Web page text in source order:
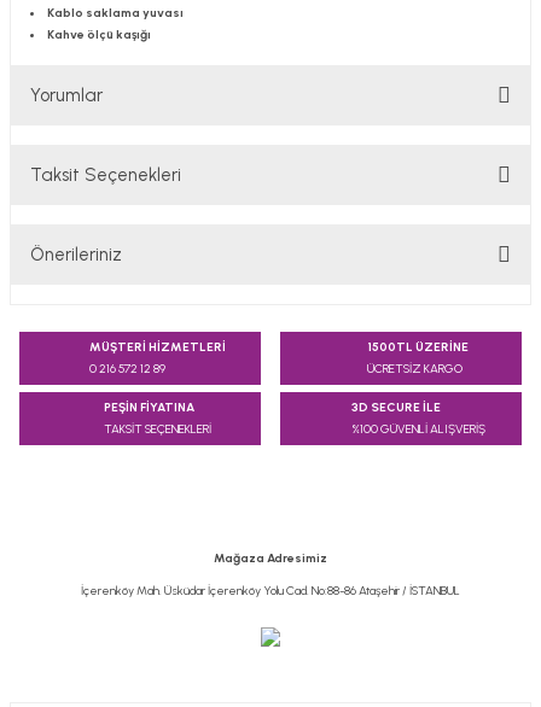
Kablo saklama yuvası
Kahve ölçü kaşığı
Yorumlar
Taksit Seçenekleri
Önerileriniz
konularda yetersiz gördüğünüz noktaları öneri formunu
kullanarak tarafımıza iletebilirsiniz.
Ürün resmi kalitesiz, bozuk veya görüntülenemiyor.
MÜŞTERİ HİZMETLERİ
0 216 572 12 89
1500TL ÜZERİNE
ÜCRETSİZ KARGO
PEŞİN FİYATINA
TAKSİT SEÇENEKLERİ
3D SECURE İLE
%100 GÜVENLİ ALIŞVERİŞ
Mağaza Adresimiz
İçerenköy Mah. Üsküdar İçerenköy Yolu Cad. No:88-86 Ataşehir / İSTANBUL